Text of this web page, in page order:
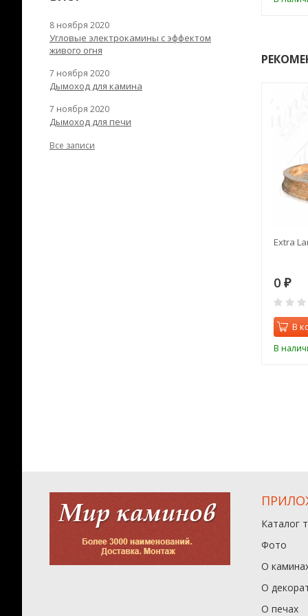
Extra
0 ₽
В
В
8 ноября 2020
Угловые электрокамины с эффектом
живого огня
7 ноября 2020
Дымоход для камина
7 ноября 2020
Дымоход для печи
Все записи
Каталог
Фото
О
О
О печах